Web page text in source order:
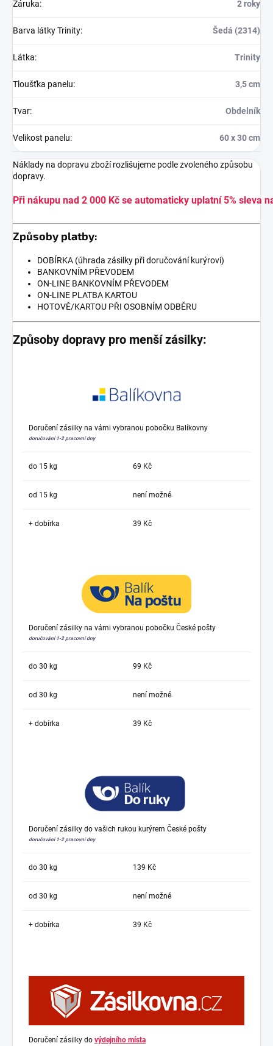
Záruka: 2 roky
Barva látky Trinity: Šedá (2314)
Látka: Trinity
Tloušťka panelu: 3,5 cm
Tvar: Obdelník
Velikost panelu: 60 x 30 cm
Náklady na dopravu zboží rozlišujeme podle zvoleného způsobu
dopravy.
Při nákupu nad 2 000 Kč se automaticky uplatní 5% sleva
Způsoby platby:
DOBÍRKA (úhrada zásilky při doručování kurýrovi)
BANKOVNÍM PŘEVODEM
ON-LINE BANKOVNÍM PŘEVODEM
ON-LINE PLATBA KARTOU
HOTOVĚ/KARTOU PŘI OSOBNÍM ODBĚRU
Způsoby dopravy pro menší zásilky:
Doručení zásilky na vámi vybranou pobočku Balíkovny
doručování 1-2 pracovní dny
do 15 kg 69 Kč
od 15 kg není možné
+ dobírka 39 Kč
Doručení zásilky na vámi vybranou pobočku České pošty
doručování 1-2 pracovní dny
do 30 kg 99 Kč
od 30 kg není možné
+ dobírka 39 Kč
Doručení zásilky do vašich rukou kurýrem České pošty
doručování 1-2 pracovní dny
do 30 kg 139 Kč
od 30 kg není možné
+ dobírka 39 Kč
Doručení zásilky do výdejního místa